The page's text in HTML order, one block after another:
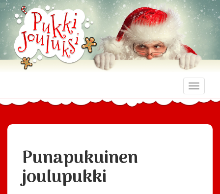
Toggle
Punapukuinen
joulupukki